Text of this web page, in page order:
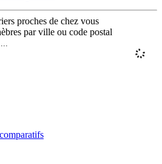
proches de chez vous
par ville ou code postal